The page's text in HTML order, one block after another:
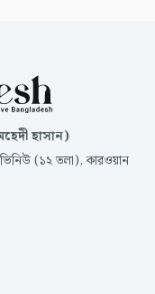
হাসান)
(১২ তলা), কারওয়ান